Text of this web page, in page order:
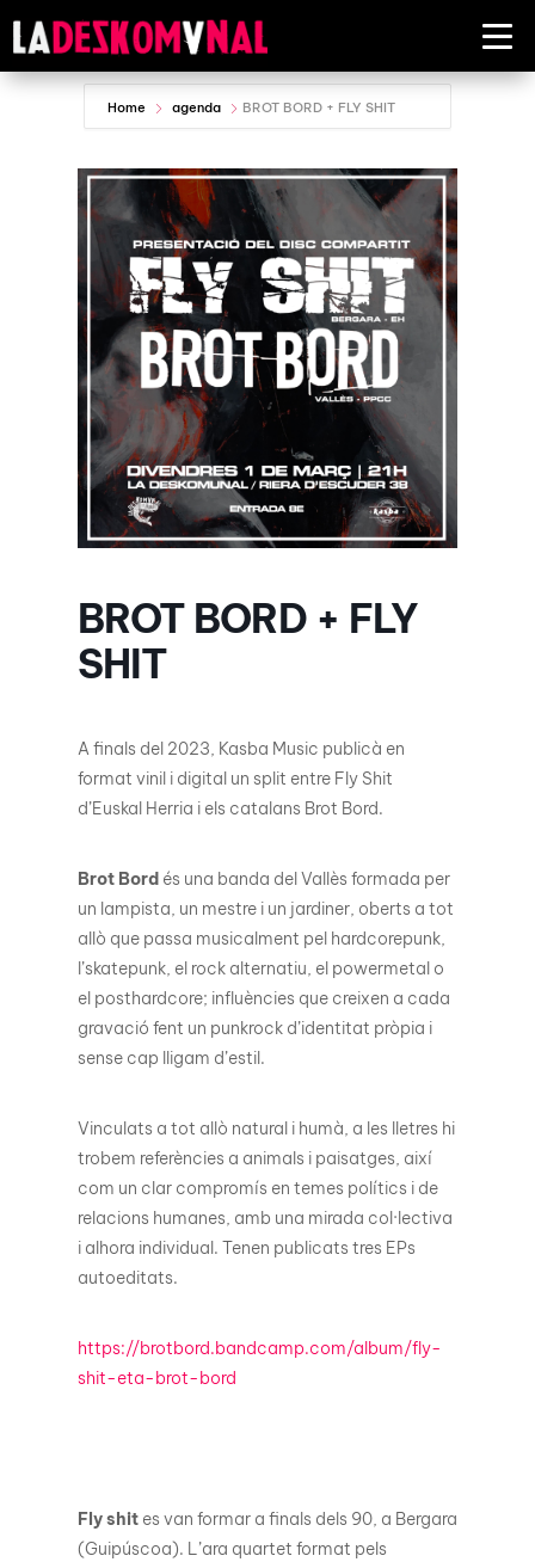
Home agenda BROT BORD + FLY SHIT
BROT BORD + FLY
SHIT
A finals del 2023, Kasba Music publicà en
format vinil i digital un split entre Fly Shit
d’Euskal Herria i els catalans Brot Bord.
Brot Bord és una banda del Vallès formada per
un lampista, un mestre i un jardiner, oberts a tot
allò que passa musicalment pel hardcorepunk,
l’skatepunk, el rock alternatiu, el powermetal o
el posthardcore; influències que creixen a cada
gravació fent un punkrock d’identitat pròpia i
sense cap lligam d’estil.
Vinculats a tot allò natural i humà, a les lletres hi
trobem referències a animals i paisatges, així
com un clar compromís en temes polítics i de
relacions humanes, amb una mirada col·lectiva
i alhora individual. Tenen publicats tres EPs
autoeditats.
https://brotbord.bandcamp.com/album/fly-
shit-eta-brot-bord
Fly shites van formar a finals dels 90, a Bergara
(Guipúscoa). L’ara quartet format pels